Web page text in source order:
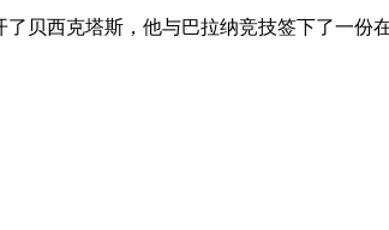
贝西克塔斯，他与巴拉纳竞技签下了一份